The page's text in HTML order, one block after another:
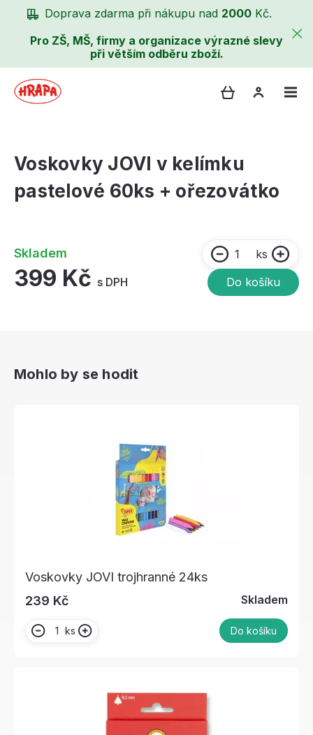
Doprava zdarma při nákupu nad 2000 Kč.
Pro ZŠ, MŠ, firmy a organizace výrazné slevy
při větším odběru zboží.
Voskovky JOVI v kelímku
pastelové 60ks + ořezovátko
Skladem
399 Kč s DPH
ks
Do košíku
Mohlo by se hodit
Voskovky JOVI trojhranné 24ks
239 Kč
Skladem
ks Do košíku